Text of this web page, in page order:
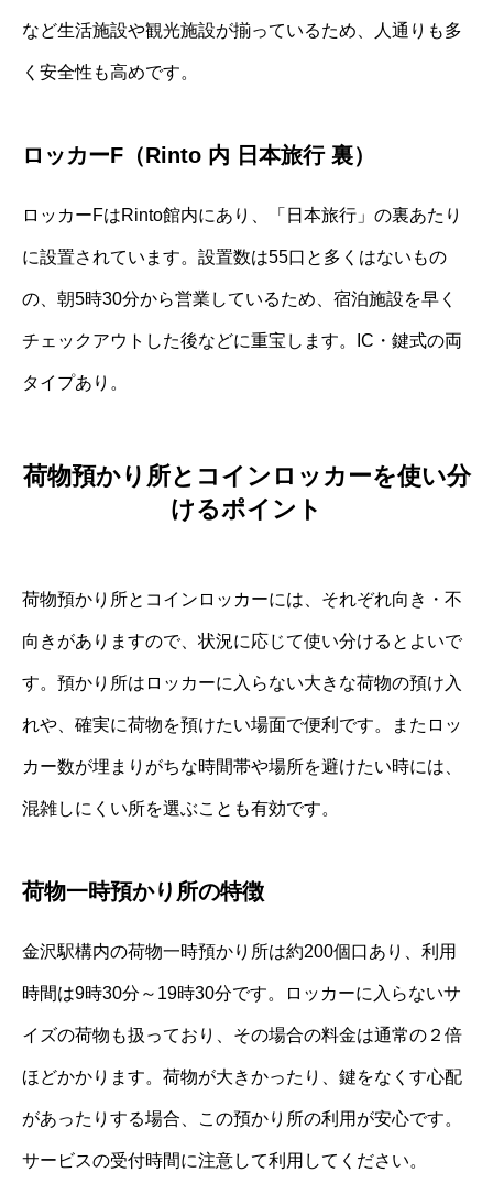
など生活施設や観光施設が揃っているため、人通りも多
く安全性も高めです。
ロッカーF（Rinto 内 日本旅行 裏）
ロッカーFはRinto館内にあり、「日本旅行」の裏あたり
に設置されています。設置数は55口と多くはないもの
の、朝5時30分から営業しているため、宿泊施設を早く
チェックアウトした後などに重宝します。IC・鍵式の両
タイプあり。
荷物預かり所とコインロッカーを使い分
けるポイント
荷物預かり所とコインロッカーには、それぞれ向き・不
向きがありますので、状況に応じて使い分けるとよいで
す。預かり所はロッカーに入らない大きな荷物の預け入
れや、確実に荷物を預けたい場面で便利です。またロッ
カー数が埋まりがちな時間帯や場所を避けたい時には、
混雑しにくい所を選ぶことも有効です。
荷物一時預かり所の特徴
金沢駅構内の荷物一時預かり所は約200個口あり、利用
時間は9時30分～19時30分です。ロッカーに入らないサ
イズの荷物も扱っており、その場合の料金は通常の２倍
ほどかかります。荷物が大きかったり、鍵をなくす心配
があったりする場合、この預かり所の利用が安心です。
サービスの受付時間に注意して利用してください。